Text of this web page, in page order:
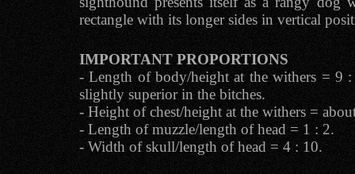
rectangle with its longer sides in vertical
IMPORTANT PROPORTIONS
- Length of body/height at the withers = 9
slightly superior in the bitches.
- Height of chest/height at the withers =
- Length of muzzle/length of head = 1 : 2.
- Width of skull/length of head = 4 : 10.